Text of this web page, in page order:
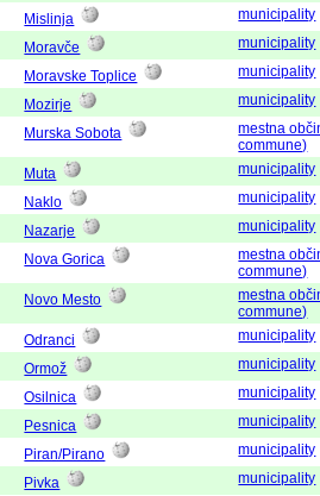
Mislinja municipality
Moravče municipality
Moravske Toplice municipality
Mozirje municipality
Murska Sobota
mestna
commune)
Muta municipality
Naklo municipality
Nazarje municipality
Nova Gorica
mestna
commune)
Novo Mesto
mestna
commune)
Odranci municipality
Ormož municipality
Osilnica municipality
Pesnica municipality
Piran/Pirano municipality
Pivka municipality